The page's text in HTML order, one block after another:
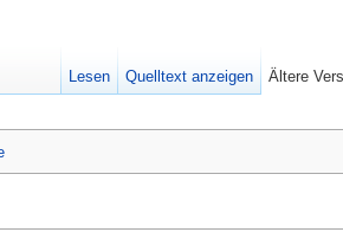
Lesen Quelltext anzeigen Ältere